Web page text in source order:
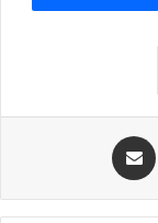
تيلقرام